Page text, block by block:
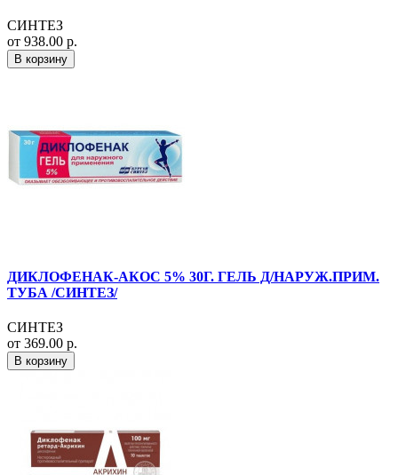
СИНТЕЗ
от 938.00 р.
В корзину
ДИКЛОФЕНАК-АКОС 5% 30Г. ГЕЛЬ Д/НАРУЖ.ПРИМ.
ТУБА /СИНТЕЗ/
СИНТЕЗ
от 369.00 р.
В корзину